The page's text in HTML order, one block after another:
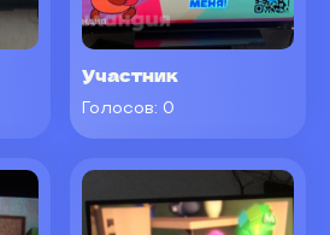
Участник
Голосов: 0